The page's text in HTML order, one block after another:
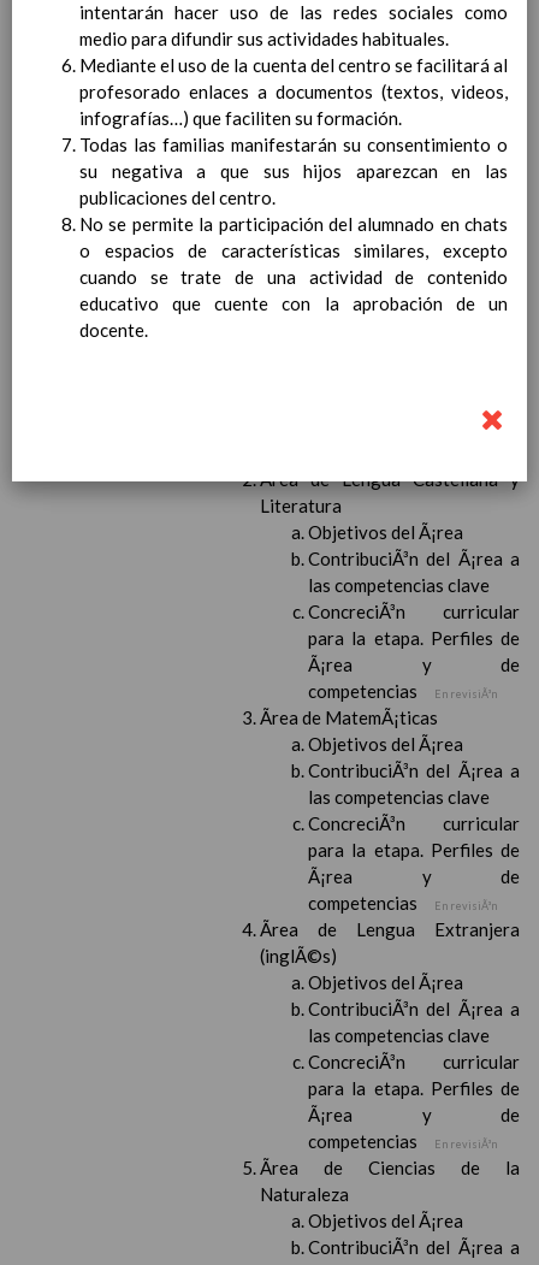
Proyecto curricular de ReligiÃ³n
CatÃ³lica en Segundo Ciclo de Infantil
ConcreciÃ³n curricular para la
etapa
15 noviembre 2019
Ãrea III: Lenguajes:
comunicaciÃ³n y
representaciÃ³n
Ãrea II: Conocimiento del
medio
15 noviembre 2019
Ãrea I: Conocimiento de sÃ­
mismo y autonomÃ­a
CoordinaciÃ³n y concreciÃ³n curricular
Ãrea de Lengua Castellana y
Literatura
Objetivos del Ã¡rea
ContribuciÃ³n del Ã¡rea a
las competencias clave
ConcreciÃ³n curricular
para la etapa. Perfiles de
Ã¡rea y de
competencias
En revisiÃ³n
Ãrea de MatemÃ¡ticas
Objetivos del Ã¡rea
ContribuciÃ³n del Ã¡rea a
las competencias clave
ConcreciÃ³n curricular
para la etapa. Perfiles de
Ã¡rea y de
competencias
En revisiÃ³n
Ãrea de Lengua Extranjera
(inglÃ©s)
Objetivos del Ã¡rea
ContribuciÃ³n del Ã¡rea a
las competencias clave
ConcreciÃ³n curricular
para la etapa. Perfiles de
Ã¡rea y de
competencias
En revisiÃ³n
Ãrea de Ciencias de la
Naturaleza
Objetivos del Ã¡rea
ContribuciÃ³n del Ã¡rea a
intentarán hacer uso de las redes sociales como
medio para difundir sus actividades habituales.
Mediante el uso de la cuenta del centro se facilitará al
profesorado enlaces a documentos (textos, videos,
infografías…) que faciliten su formación.
Todas las familias manifestarán su consentimiento o
su negativa a que sus hijos aparezcan en las
publicaciones del centro.
No se permite la participación del alumnado en chats
o espacios de características similares, excepto
cuando se trate de una actividad de contenido
educativo que cuente con la aprobación de un
docente.